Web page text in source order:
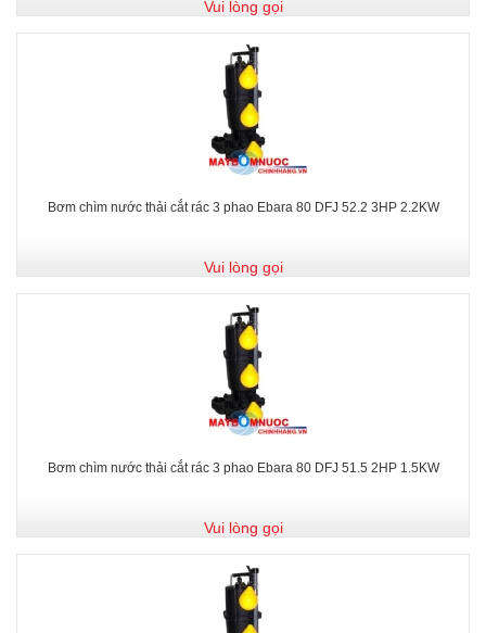
Vui lòng gọi
Bơm chìm nước thải cắt rác 3 phao Ebara 80 DFJ 52.2 3HP 2.2KW
Vui lòng gọi
Bơm chìm nước thải cắt rác 3 phao Ebara 80 DFJ 51.5 2HP 1.5KW
Vui lòng gọi